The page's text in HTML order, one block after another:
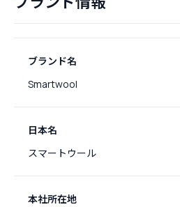
ブランド名
Smartwool
日本名
スマートウール
本社所在地